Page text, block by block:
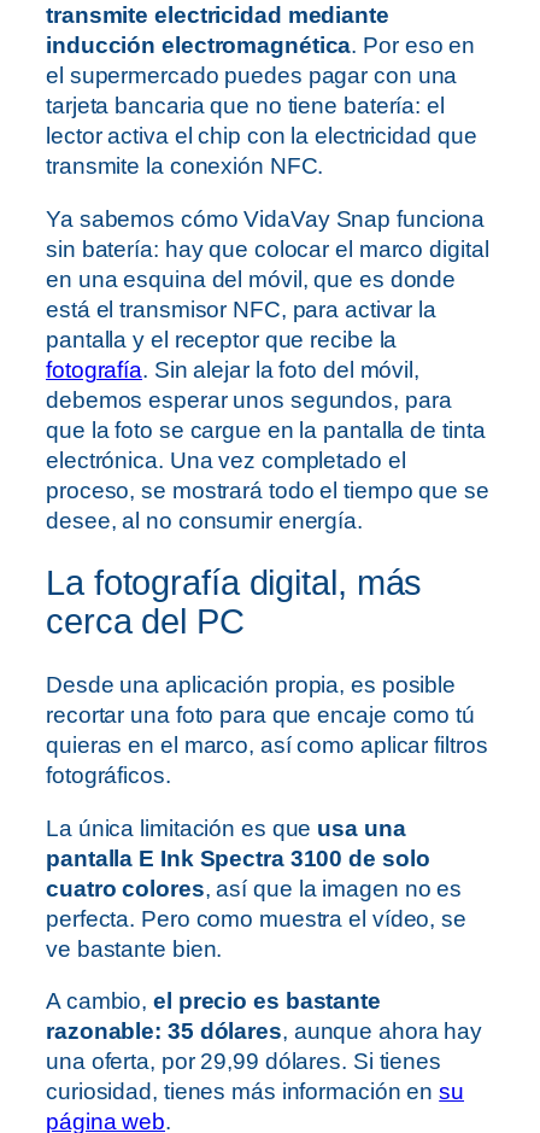
transmite electricidad mediante
inducción electromagnética. Por eso en
el supermercado puedes pagar con una
tarjeta bancaria que no tiene batería: el
lector activa el chip con la electricidad que
transmite la conexión NFC.
Ya sabemos cómo VidaVay Snap funciona
sin batería: hay que colocar el marco digital
en una esquina del móvil, que es donde
está el transmisor NFC, para activar la
pantalla y el receptor que recibe la
fotografía. Sin alejar la foto del móvil,
debemos esperar unos segundos, para
que la foto se cargue en la pantalla de tinta
electrónica. Una vez completado el
proceso, se mostrará todo el tiempo que se
desee, al no consumir energía.
La fotografía digital, más
cerca del PC
Desde una aplicación propia, es posible
recortar una foto para que encaje como tú
quieras en el marco, así como aplicar filtros
fotográficos.
La única limitación es que usa una
pantalla E Ink Spectra 3100 de solo
cuatro colores, así que la imagen no es
perfecta. Pero como muestra el vídeo, se
ve bastante bien.
A cambio, el precio es bastante
razonable: 35 dólares, aunque ahora hay
una oferta, por 29,99 dólares. Si tienes
curiosidad, tienes más información ensu
página web.